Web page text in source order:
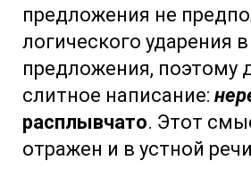
предложения не
логического ударения
предложения, поэтому
слитное написание:
расплывчато. Этот
отражен и в устной